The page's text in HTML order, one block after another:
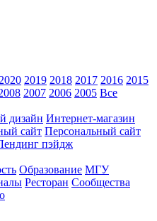
2020 2019 2018 2017 2016 2015
2007 2006 2005 Все
дизайн Интернет-магазин
сайт Персональный сайт
пэйдж
Образование МГУ
Ресторан Сообщества